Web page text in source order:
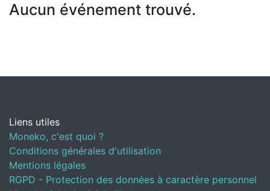
Aucun événement trouvé.
Liens utiles
Moneko, c'est quoi ?
Conditions générales d'utilisation
Mentions légales
RGPD - Protection des données à caractère personnel